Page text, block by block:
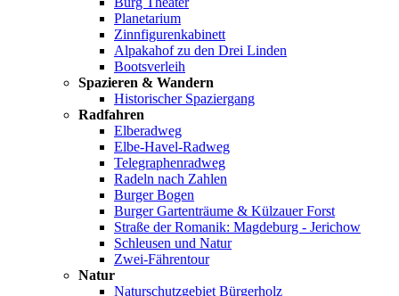
Planetarium
Zinnfigurenkabinett
Alpakahof zu den Drei Linden
Bootsverleih
Spazieren & Wandern
Historischer Spaziergang
Radfahren
Elberadweg
Elbe-Havel-Radweg
Telegraphenradweg
Radeln nach Zahlen
Burger Bogen
Burger Gartenträume & Külzauer Forst
Straße der Romanik: Magdeburg - Jerichow
Schleusen und Natur
Zwei-Fährentour
Natur
Naturschutzgebiet Bürgerholz